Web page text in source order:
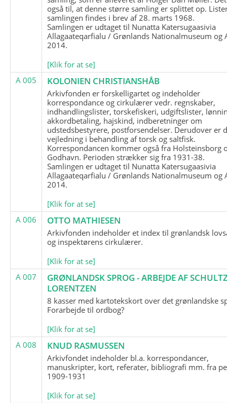
også til, at denne større samling er splittet op.
samlingen findes i brev af 28. marts 1968.
Samlingen er udtaget til Nunatta Katersugaasivia
Allagaateqarfialu / Grønlands Nationalmuseum og
2014.
[Klik for at se]
A 005
KOLONIEN CHRISTIANSHÅB
Arkivfonden er forskelligartet og indeholder
korrespondance og cirkulærer vedr. regnskaber,
indhandlingslister, torskefiskeri, udgiftslister,
akkordbetaling, hajskind, indberetninger om
udstedsbestyrere, postforsendelser. Derudover er
vejledning i behandling af torsk og saltfisk.
Korrespondancen kommer også fra Holsteinsborg
Godhavn. Perioden strækker sig fra 1931-38.
Samlingen er udtaget til Nunatta Katersugaasivia
Allagaateqarfialu / Grønlands Nationalmuseum og
2014.
[Klik for at se]
A 006
OTTO MATHIESEN
Arkivfonden indeholder et index til grønlandsk
og inspektørens cirkulærer.
[Klik for at se]
A 007
GRØNLANDSK SPROG - ARBEJDE AF
LORENTZEN
8 kasser med kartotekskort over det grønlandske
Forarbejde til ordbog?
[Klik for at se]
A 008
KNUD RASMUSSEN
Arkivfondet indeholder bl.a. korrespondancer,
manuskripter, kort, referater, bibliografi mm. fra
1909-1931
[Klik for at se]